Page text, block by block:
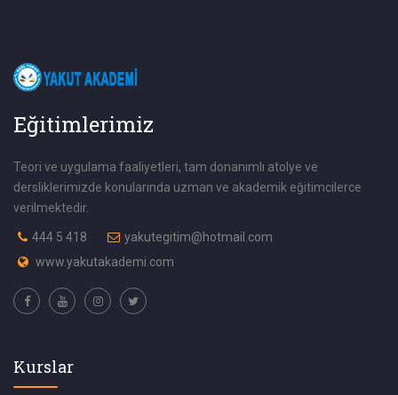
Eğitimlerimiz
Teori ve uygulama faaliyetleri, tam donanımlı atolye ve
dersliklerimizde konularında uzman ve akademik eğitimcilerce
verilmektedir.
444 5 418
yakutegitim@hotmail.com
www.yakutakademi.com
Kurslar